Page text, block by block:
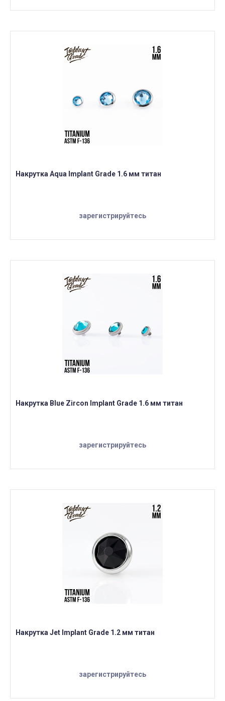
Накрутка Aqua Implant Grade 1.6 мм титан
зарегистрируйтесь
Накрутка Blue Zircon Implant Grade 1.6 мм титан
зарегистрируйтесь
Накрутка Jet Implant Grade 1.2 мм титан
зарегистрируйтесь